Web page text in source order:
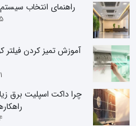
راهنمای انتخاب
15
آموزش تمیز کردن
11
چرا داکت اسپلیت برق
4